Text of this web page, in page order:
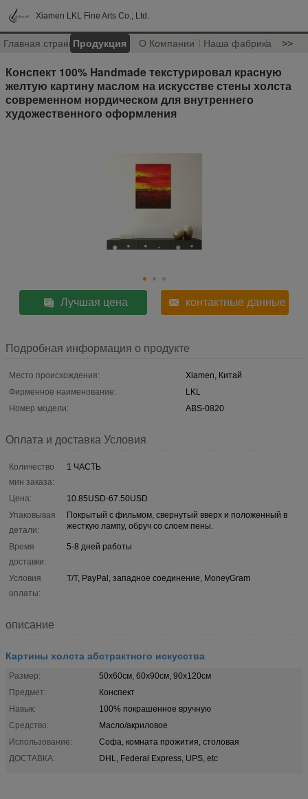
Xiamen LKL Fine Arts Co., Ltd.
Главная страницаПродукция О Компании Наша фабрика >>
Конспект 100% Handmade текстурировал красную
желтую картину маслом на искусстве стены холста
современном нордическом для внутреннего
художественного оформления
Лучшая цена контактные данные
Подробная информация о продукте
Место происхождения:
Xiamen, Китай
Фирменное наименование:
LKL
Номер модели:
ABS-0820
Оплата и доставка Условия
Количество
мин заказа:
1 ЧАСТЬ
Цена:
10.85USD-67.50USD
Упаковывая
детали:
Покрытый с фильмом, свернутый вверх и положенный в
жесткую лампу, обруч со слоем пены.
Время
доставки:
5-8 дней работы
Условия
оплаты:
T/T, PayPal, западное соединение, MoneyGram
описание
Картины холста абстрактного искусства
Размер:
50x60см, 60x90см, 90x120см
Предмет:
Конспект
Навык:
100% покрашенное вручную
Средство:
Масло/акриловое
Использование:
Софа, комната прожития, столовая
ДОСТАВКА:
DHL, Federal Express, UPS, etc